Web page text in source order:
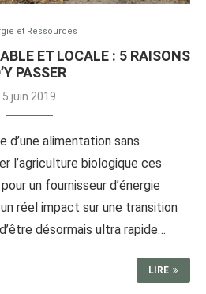
et Ressources
ET LOCALE : 5 RAISONS
PASSER
5 juin 2019
d’une alimentation sans
l’agriculture biologique ces
un fournisseur d’énergie
réel impact sur une transition
désormais ultra rapide…
LIRE